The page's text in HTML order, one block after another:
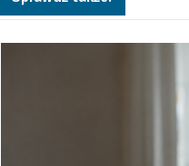
a